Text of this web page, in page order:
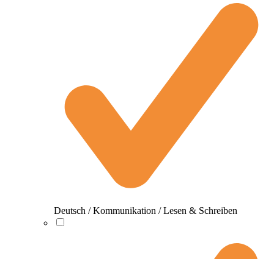
Deutsch / Kommunikation / Lesen & Schreiben